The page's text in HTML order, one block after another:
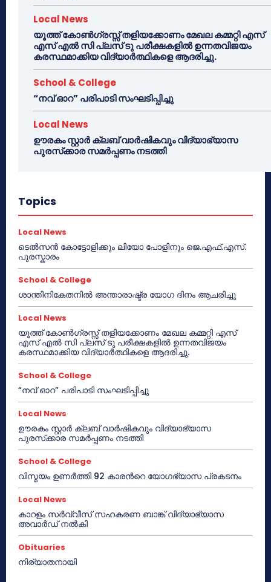
Local News
യൂത്ത് കോൺഗ്രസ്സ് തളിയക്കോണം മേഖല കമ്മറ്റി എസ്
എസ് എൽ സി പ്ലസ് ടു പരീക്ഷകളിൽ ഉന്നതവിജയം
കരസ്ഥമാക്കിയ വിദ്യാർത്ഥികളെ ആദരിച്ചു.
School & College
“നവ് ഓറ” പരിപാടി സംഘടിപ്പിച്ചു
Local News
ഊരകം സ്റ്റാർ ക്ലബ് വാർഷികവും വിദ്യാഭ്യാസ
പുരസ്‌ക്കാര സമർപ്പണം നടത്തി
Topics
Local News
ടെൽസൻ കോട്ടോളിക്കും ലിയോ പോളിനും ജെ.എഫ്.എസ്.
പുരസ്കാരം
School & College
ശാന്തിനികേതനിൽ അന്താരാഷ്ട്ര യോഗ ദിനം ആചരിച്ചു
Local News
യൂത്ത് കോൺഗ്രസ്സ് തളിയക്കോണം മേഖല കമ്മറ്റി എസ്
എസ് എൽ സി പ്ലസ് ടു പരീക്ഷകളിൽ ഉന്നതവിജയം
കരസ്ഥമാക്കിയ വിദ്യാർത്ഥികളെ ആദരിച്ചു.
School & College
“നവ് ഓറ” പരിപാടി സംഘടിപ്പിച്ചു
Local News
ഊരകം സ്റ്റാർ ക്ലബ് വാർഷികവും വിദ്യാഭ്യാസ
പുരസ്‌ക്കാര സമർപ്പണം നടത്തി
School & College
വിസ്മയം ഉണർത്തി 92 കാരൻറെ യോഗഭ്യാസ പ്രകടനം
Local News
കാറളം സർവ്വീസ് സഹകരണ ബാങ്ക് വിദ്യാഭ്യാസ
അവാർഡ് നൽകി
Obituaries
നിര്യാതനായി